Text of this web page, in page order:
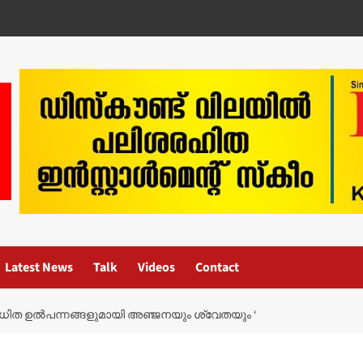
Latest News Talk Videos Contact
ഉൽപന്നങ്ങളുമായി അഞ്ജനയും ശ്വേതയും ‘